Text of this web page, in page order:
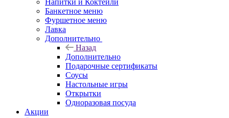
Напитки и Коктейли
Банкетное меню
Фуршетное меню
Лавка
Дополнительно
Назад
Дополнительно
Подарочные сертификаты
Соусы
Настольные игры
Открытки
Одноразовая посуда
Акции